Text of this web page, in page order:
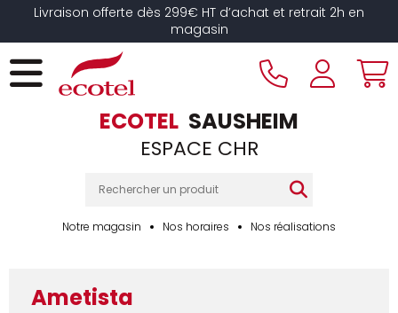
Livraison offerte dès 299€ HT d’achat et retrait 2h en
magasin
ECOTEL SAUSHEIM
ESPACE CHR
Notre magasin Nos horaires Nos réalisations
Ametista
Panneau de gestion des cookies